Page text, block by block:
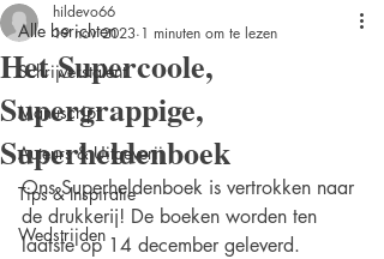
Alle berichten
Schrijverstalent
Manuscript
Auteurs & Uitgeverij
Tips & Inspiratie
Wedstrijden
Het Supercoole,
Supergrappige,
Superheldenboek
hildevo66
19 nov 2023 1 minuten om te lezen
Ons Superheldenboek is vertrokken naar
de drukkerij! De boeken worden ten
laatste op 14 december geleverd.